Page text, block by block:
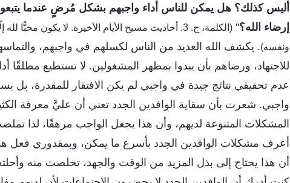
أليس كذلك؟ هل يمكن للناس أداء واجبهم بشكل مُرضٍ عندما
إرضاء الله؟"
(الكلمة، ج. 3. أحاديث مسيح الأيام الأخيرة. لا يكون
ونفسه). يكشف الله العديد من الناس لكسلهم في واجبهم،
للاجتهاد، ورضاهم بأن يبدوا بمظهر المشغولين. لا تستطيع
عدم تحقيقي نتائج جيدة في واجبي لم يكن الافتقار للمقدرة،
واجبي. شعرت بأن سقاية الوافدين الجدد تعني أن عليَّ معرفة
المشكلات المتنوعة لديهم، وأن هذا يجعل الواجب مرهقًا، لذا
أعرف مشكلات الوافدين الجدد بأسرع ما يمكن، وبمقدوري فعل
أن هذا يحتاج إلى بذل المزيد من الوقت والجهد، تخلصت منه